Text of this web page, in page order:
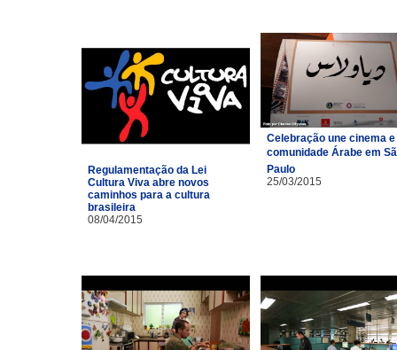
Regulamentação da Lei
Cultura Viva abre novos
caminhos para a cultura
brasileira
08/04/2015
Celebração une cinema e
comunidade Árabe em
Paulo
25/03/2015